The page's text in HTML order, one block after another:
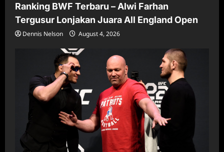
Ranking BWF Terbaru – Alwi Farhan
Tergusur Lonjakan Juara All England Open
Dennis Nelson August 4, 2026